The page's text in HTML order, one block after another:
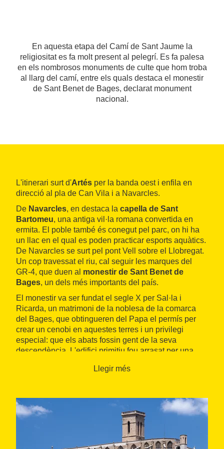
En aquesta etapa del Camí de Sant Jaume la
religiositat es fa molt present al pelegrí. Es fa palesa
en els nombrosos monuments de culte que hom troba
al llarg del camí, entre els quals destaca el monestir
de Sant Benet de Bages, declarat monument
nacional.
L'itinerari surt d'Artés per la banda oest i enfila en
direcció al pla de Can Vila i a Navarcles.
De Navarcles, en destaca la capella de Sant
Bartomeu, una antiga vil·la romana convertida en
ermita. El poble també és conegut pel parc, on hi ha
un llac en el qual es poden practicar esports aquàtics.
De Navarcles se surt pel pont Vell sobre el Llobregat.
Un cop travessat el riu, cal seguir les marques del
GR-4, que duen al monestir de Sant Benet de
Bages, un dels més importants del país.
El monestir va ser fundat el segle X per Sal·la i
Ricarda, un matrimoni de la noblesa de la comarca
del Bages, que obtingueren del Papa el permís per
crear un cenobi en aquestes terres i un privilegi
especial: que els abats fossin gent de la seva
descendència. L'edifici primitiu fou arrasat per una
claustre actuals foren construïts al final del segle XII.
formades per sis arcs recolzats en columnes dobles
de poca alçària cada una. Entre els capitells romànics
n'hi ha alguns d'una època anterior que han estat
reutilitzats; possiblement formaven part del monestir
primitiu. Després de la desamortització de
Llegir més